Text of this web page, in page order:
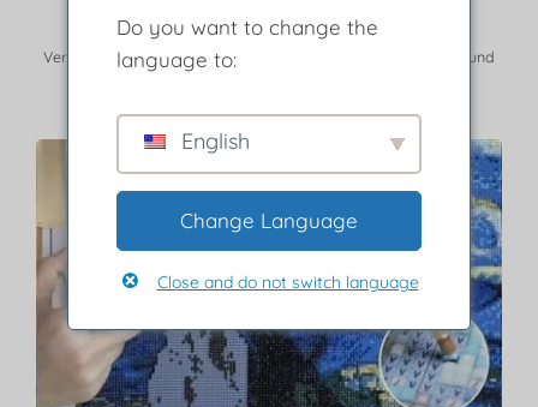
Entfernen Sie die Schutzschicht.
Verwenden Sie die Legende, um Bohrer mit passender Farbe und
Do you want to change the
language to:
English
Change Language
Close and do not switch language